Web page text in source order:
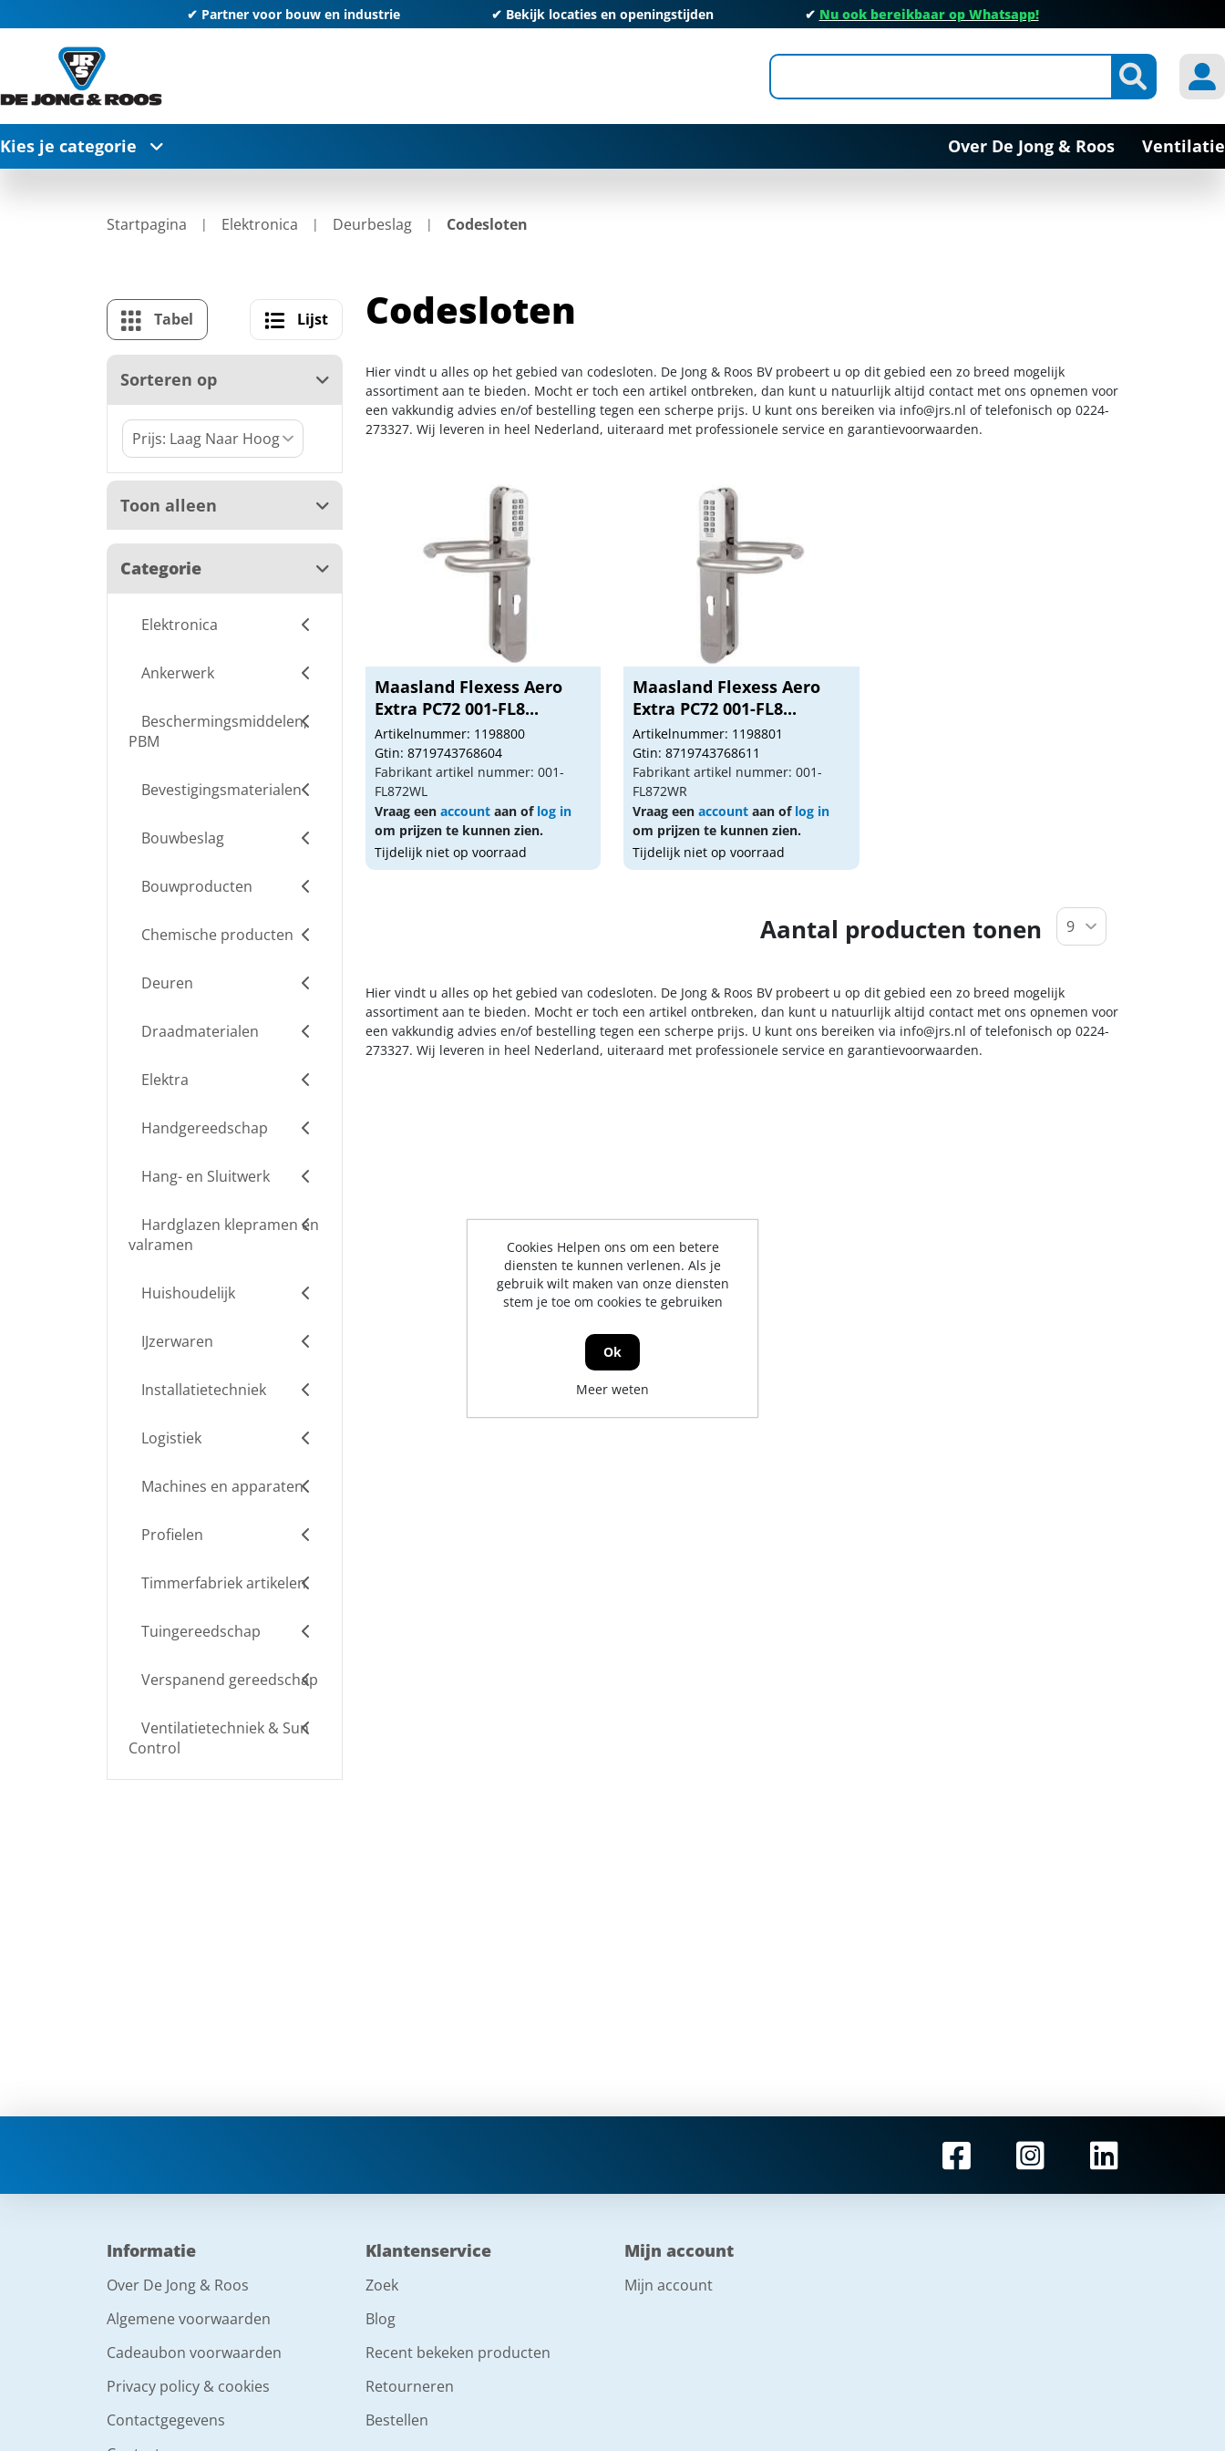
✔ Partner voor bouw en industrie ✔ Bekijk locaties en openingstijden ✔ Nu ook bereikbaar op Whatsapp!
Kies je categorie Over De Jong & Roos Ventilatie
Startpagina Elektronica Deurbeslag Codesloten
Tabel Lijst
Sorteren op
Toon alleen
Categorie
Elektronica
Ankerwerk
Beschermingsmiddelen,
PBM
Bevestigingsmaterialen
Bouwbeslag
Bouwproducten
Chemische producten
Deuren
Draadmaterialen
Elektra
Handgereedschap
Hang- en Sluitwerk
Hardglazen klepramen en
valramen
Huishoudelijk
IJzerwaren
Installatietechniek
Logistiek
Machines en apparaten
Profielen
Timmerfabriek artikelen
Tuingereedschap
Verspanend gereedschap
Ventilatietechniek & Sun
Control
Codesloten
Hier vindt u alles op het gebied van codesloten. De Jong & Roos BV probeert u op dit gebied een zo breed mogelijk
assortiment aan te bieden. Mocht er toch een artikel ontbreken, dan kunt u natuurlijk altijd contact met ons opnemen voor
een vakkundig advies en/of bestelling tegen een scherpe prijs. U kunt ons bereiken via info@jrs.nl of telefonisch op 0224-
273327. Wij leveren in heel Nederland, uiteraard met professionele service en garantievoorwaarden.
Maasland Flexess Aero
Extra PC72 001-FL8...
Artikelnummer: 1198800
Gtin: 8719743768604
Fabrikant artikel nummer: 001-
FL872WL
Vraag een accountaan of log in
om prijzen te kunnen zien.
Tijdelijk niet op voorraad
Maasland Flexess Aero
Extra PC72 001-FL8...
Artikelnummer: 1198801
Gtin: 8719743768611
Fabrikant artikel nummer: 001-
FL872WR
Vraag eenaccount aan of log in
om prijzen te kunnen zien.
Tijdelijk niet op voorraad
Aantal producten tonen
Hier vindt u alles op het gebied van codesloten. De Jong & Roos BV probeert u op dit gebied een zo breed mogelijk
assortiment aan te bieden. Mocht er toch een artikel ontbreken, dan kunt u natuurlijk altijd contact met ons opnemen voor
een vakkundig advies en/of bestelling tegen een scherpe prijs. U kunt ons bereiken via info@jrs.nl of telefonisch op 0224-
273327. Wij leveren in heel Nederland, uiteraard met professionele service en garantievoorwaarden.
Informatie
Over De Jong & Roos
Algemene voorwaarden
Cadeaubon voorwaarden
Privacy policy & cookies
Contactgegevens
Klantenservice
Zoek
Blog
Recent bekeken producten
Retourneren
Bestellen
Mijn account
Mijn account
Cookies Helpen ons om een betere
diensten te kunnen verlenen. Als je
gebruik wilt maken van onze diensten
stem je toe om cookies te gebruiken
Ok
Meer weten